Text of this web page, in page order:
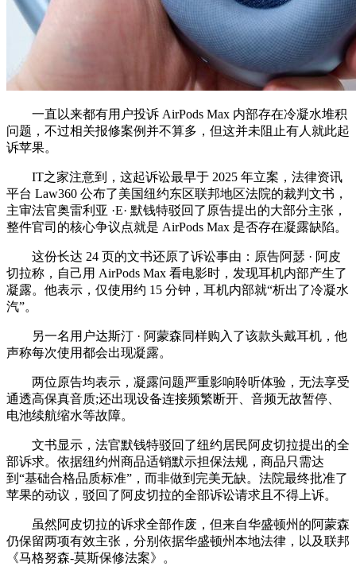
一直以来都有用户投诉 AirPods Max 内部存在冷凝水堆积
问题，不过相关报修案例并不算多，但这并未阻止有人就此起
诉苹果。
IT之家注意到，这起诉讼最早于 2025 年立案，法律资讯
平台 Law360 公布了美国纽约东区联邦地区法院的裁判文书，
主审法官奥雷利亚 ·E· 默钱特驳回了原告提出的大部分主张，
整件官司的核心争议点就是 AirPods Max 是否存在凝露缺陷。
这份长达 24 页的文书还原了诉讼事由：原告阿瑟 · 阿皮
切拉称，自己用 AirPods Max 看电影时，发现耳机内部产生了
凝露。他表示，仅使用约 15 分钟，耳机内部就“析出了冷凝水
汽”。
另一名用户达斯汀 · 阿蒙森同样购入了该款头戴耳机，他
声称每次使用都会出现凝露。
两位原告均表示，凝露问题严重影响聆听体验，无法享受
通透高保真音质;还出现设备连接频繁断开、音频无故暂停、
电池续航缩水等故障。
文书显示，法官默钱特驳回了纽约居民阿皮切拉提出的全
部诉求。依据纽约州商品适销默示担保法规，商品只需达
到“基础合格品质标准”，而非做到完美无缺。法院最终批准了
苹果的动议，驳回了阿皮切拉的全部诉讼请求且不得上诉。
虽然阿皮切拉的诉求全部作废，但来自华盛顿州的阿蒙森
仍保留两项有效主张，分别依据华盛顿州本地法律，以及联邦
《马格努森-莫斯保修法案》。